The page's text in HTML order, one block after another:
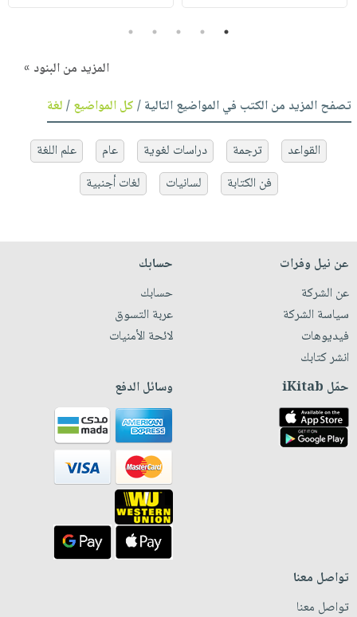
1
2
3
4
5
المزيد من البنود »
تصفح المزيد من الكتب في المواضيع التالية /كل المواضيع/لغة
القواعد ترجمة دراسات لغوية عام
علم اللغة
فن الكتابة
لسانيات لغات أجنبية
عن نيل وفرات
عن الشركة
سياسة الشركة
فيديوهات
انشر كتابك
حسابك
حسابك
عربة التسوق
لائحة الأمنيات
حمّل iKitab وسائل الدفع
تواصل معنا
تواصل معنا